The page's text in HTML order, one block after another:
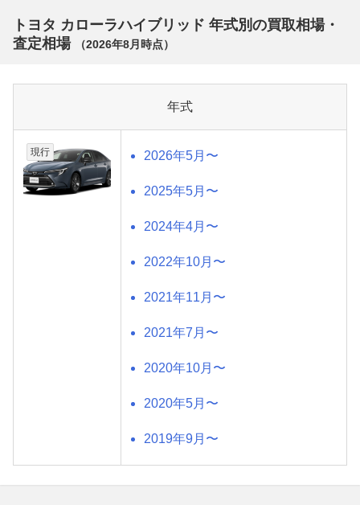
トヨタ カローラハイブリッド 年式別の買取相場・
査定相場
（2026年8月 時点）
年式
現行 2026年5月〜
2025年5月〜
2024年4月〜
2022年10月〜
2021年11月〜
2021年7月〜
2020年10月〜
2020年5月〜
2019年9月〜